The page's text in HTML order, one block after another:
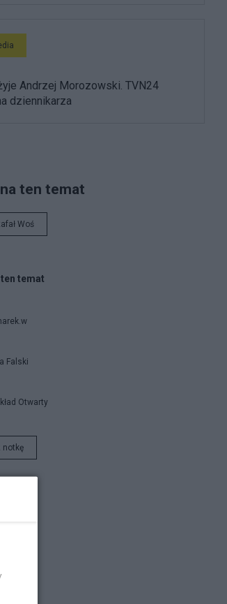
Andrzej Morozowski. TVN24
dziennikarza
ten temat
Woś
temat
Falski
Otwarty
notkę